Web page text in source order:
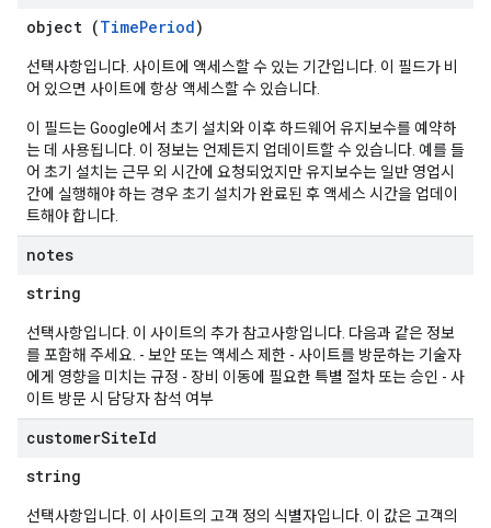
object (TimePeriod)
선택사항입니다. 사이트에 액세스할 수 있는 기간입니다. 이 필드가 비
어 있으면 사이트에 항상 액세스할 수 있습니다.
이 필드는 Google에서 초기 설치와 이후 하드웨어 유지보수를 예약하
는 데 사용됩니다. 이 정보는 언제든지 업데이트할 수 있습니다. 예를 들
어 초기 설치는 근무 외 시간에 요청되었지만 유지보수는 일반 영업시
간에 실행해야 하는 경우 초기 설치가 완료된 후 액세스 시간을 업데이
트해야 합니다.
notes
string
선택사항입니다. 이 사이트의 추가 참고사항입니다. 다음과 같은 정보
를 포함해 주세요. - 보안 또는 액세스 제한 - 사이트를 방문하는 기술자
에게 영향을 미치는 규정 - 장비 이동에 필요한 특별 절차 또는 승인 - 사
이트 방문 시 담당자 참석 여부
customerSiteId
string
선택사항입니다. 이 사이트의 고객 정의 식별자입니다. 이 값은 고객의